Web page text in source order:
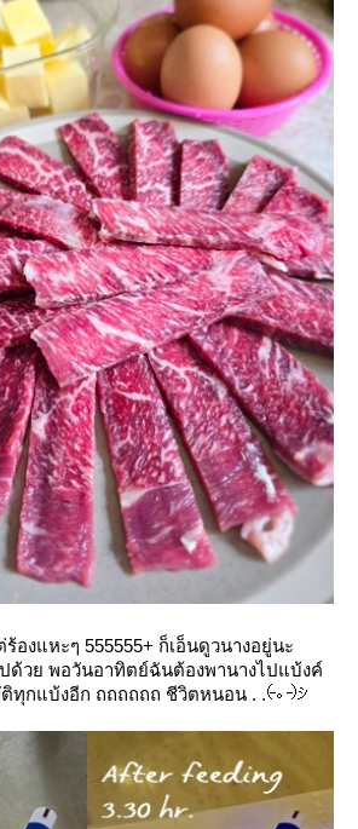
องแหะๆ 555555+ ก็เอ็นดูวนางอยู่นะ
วย พอวันอาทิตย์ฉันต้องพานางไปแบ้งค์
ทุกแบ้งอีก ถถถถถถ ชีวิตหนอน . .